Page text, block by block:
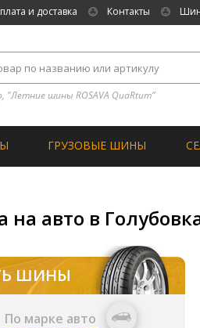
и доставка Контакты
"Летние шины ROSAVA QuaRtum”
ГРУЗОВЫЕ ШИНЫ
авто в
ШИНЫ
По марке авто